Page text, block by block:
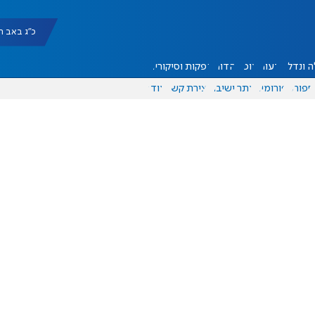
כ"ג באב תשפ"ו
ונדל"ן דעות אוכל יהדות הפקות וסיקורים
ספורט פורומים אתר ישיבה יצירת קשר עוד